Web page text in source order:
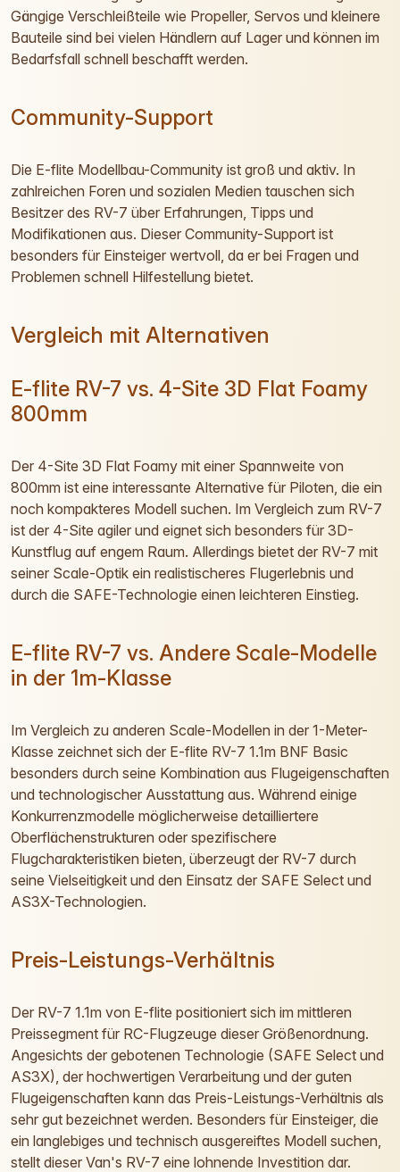
Gängige Verschleißteile wie Propeller, Servos und kleinere
Bauteile sind bei vielen Händlern auf Lager und können im
Bedarfsfall schnell beschafft werden.
Community-Support
Die E-flite Modellbau-Community ist groß und aktiv. In
zahlreichen Foren und sozialen Medien tauschen sich
Besitzer des RV-7 über Erfahrungen, Tipps und
Modifikationen aus. Dieser Community-Support ist
besonders für Einsteiger wertvoll, da er bei Fragen und
Problemen schnell Hilfestellung bietet.
Vergleich mit Alternativen
E-flite RV-7 vs. 4-Site 3D Flat Foamy
800mm
Der 4-Site 3D Flat Foamy mit einer Spannweite von
800mm ist eine interessante Alternative für Piloten, die ein
noch kompakteres Modell suchen. Im Vergleich zum RV-7
ist der 4-Site agiler und eignet sich besonders für 3D-
Kunstflug auf engem Raum. Allerdings bietet der RV-7 mit
seiner Scale-Optik ein realistischeres Flugerlebnis und
durch die SAFE-Technologie einen leichteren Einstieg.
E-flite RV-7 vs. Andere Scale-Modelle
in der 1m-Klasse
Im Vergleich zu anderen Scale-Modellen in der 1-Meter-
Klasse zeichnet sich der E-flite RV-7 1.1m BNF Basic
besonders durch seine Kombination aus Flugeigenschaften
und technologischer Ausstattung aus. Während einige
Konkurrenzmodelle möglicherweise detailliertere
Oberflächenstrukturen oder spezifischere
Flugcharakteristiken bieten, überzeugt der RV-7 durch
seine Vielseitigkeit und den Einsatz der SAFE Select und
AS3X-Technologien.
Preis-Leistungs-Verhältnis
Der RV-7 1.1m von E-flite positioniert sich im mittleren
Preissegment für RC-Flugzeuge dieser Größenordnung.
Angesichts der gebotenen Technologie (SAFE Select und
AS3X), der hochwertigen Verarbeitung und der guten
Flugeigenschaften kann das Preis-Leistungs-Verhältnis als
sehr gut bezeichnet werden. Besonders für Einsteiger, die
ein langlebiges und technisch ausgereiftes Modell suchen,
stellt dieser Van's RV-7 eine lohnende Investition dar.